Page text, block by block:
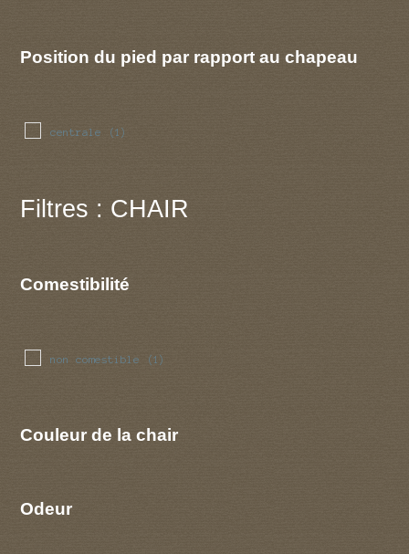
Position du pied par rapport au chapeau
centrale (1)
Filtres : CHAIR
Comestibilité
non comestible (1)
Couleur de la chair
Odeur